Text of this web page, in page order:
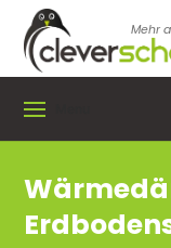
Mehr